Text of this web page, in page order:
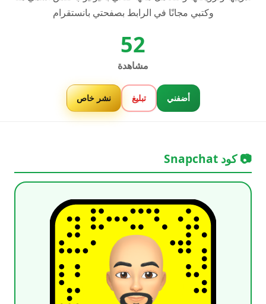
وكتبي مجانًا في الرابط بصفحتي بانستقرام
52
مشاهدة
أضفني تبليغ نشر خاص
📷 كود Snapchat